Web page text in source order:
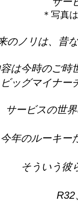
＊写真
のノリは、昔
は今時のご時
ビッグマイナー
サービスの世
今年のルーキー
そういう彼
R32